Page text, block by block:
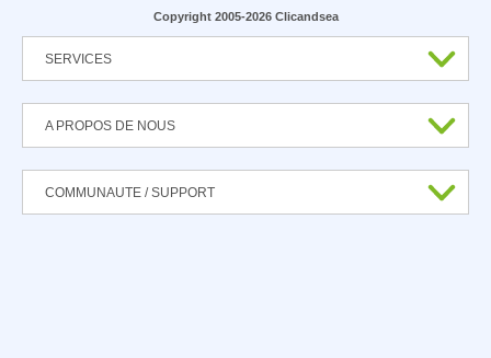
Copyright 2005-2026 Clicandsea
SERVICES
A PROPOS DE NOUS
COMMUNAUTE / SUPPORT